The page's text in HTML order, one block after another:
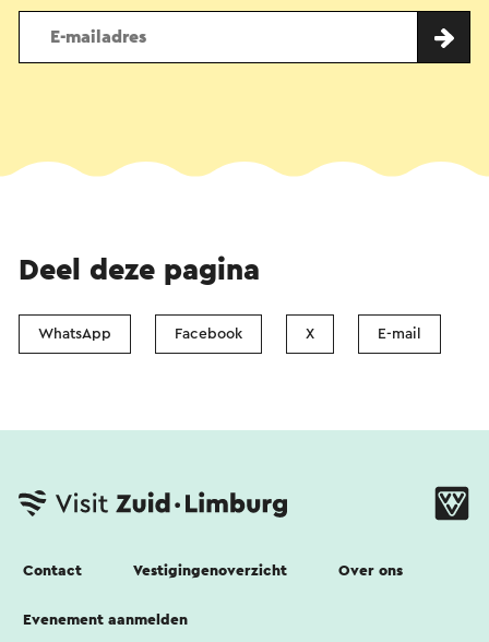
Deel deze pagina
WhatsApp Facebook X E-mail
Contact Vestigingenoverzicht Over ons
Evenement aanmelden